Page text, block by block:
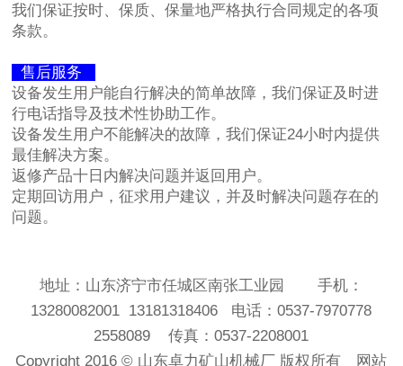
我们保证按时、保质、保量地严格执行合同规定的各项
条款。
售后服务
设备发生用户能自行解决的简单故障，我们保证及时进
行电话指导及技术性协助工作。
设备发生用户不能解决的故障，我们保证24小时内提供
最佳解决方案。
返修产品十日内解决问题并返回用户。
定期回访用户，征求用户建议，并及时解决问题存在的
问题。
地址：山东济宁市任城区南张工业园 手机：
13280082001 13181318406 电话：0537-7970778
2558089 传真：0537-2208001
Copyright 2016 © 山东卓力矿山机械厂 版权所有 网站